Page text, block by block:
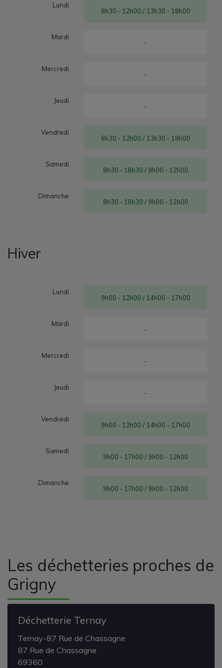
Les déchetteries proches de
Grigny
Déchetterie Ternay
Ternay-87 Rue de Chassagne
87 Rue de Chassagne
69360
Lundi
8h30 - 12h00 / 13h30 - 18h00
Mardi
-
Mercredi
-
Jeudi
-
Vendredi
8h30 - 12h00 / 13h30 - 18h00
Samedi
8h30 - 18h30 / 9h00 - 12h00
Dimanche
8h30 - 18h30 / 9h00 - 12h00
Hiver
Lundi
9h00 - 12h00 / 14h00 - 17h00
Mardi
-
Mercredi
-
Jeudi
-
Vendredi
9h00 - 12h00 / 14h00 - 17h00
Samedi
9h00 - 17h00 / 9h00 - 12h00
Dimanche
9h00 - 17h00 / 9h00 - 12h00